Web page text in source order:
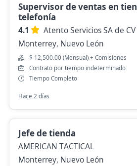
Supervisor de ventas en
telefonía
4.1
Atento Servicios SA de CV
Monterrey, Nuevo León
$ 12,500.00 (Mensual) + Comisiones
Contrato por tiempo indeterminado
Tiempo Completo
Hace 2 días
Jefe de tienda
AMERICAN TACTICAL
Monterrey, Nuevo León